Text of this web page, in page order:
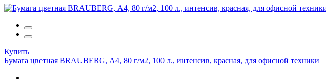
Купить
Бумага цветная BRAUBERG, А4, 80 г/м2, 100 л., интенсив, красная, для офисной техники